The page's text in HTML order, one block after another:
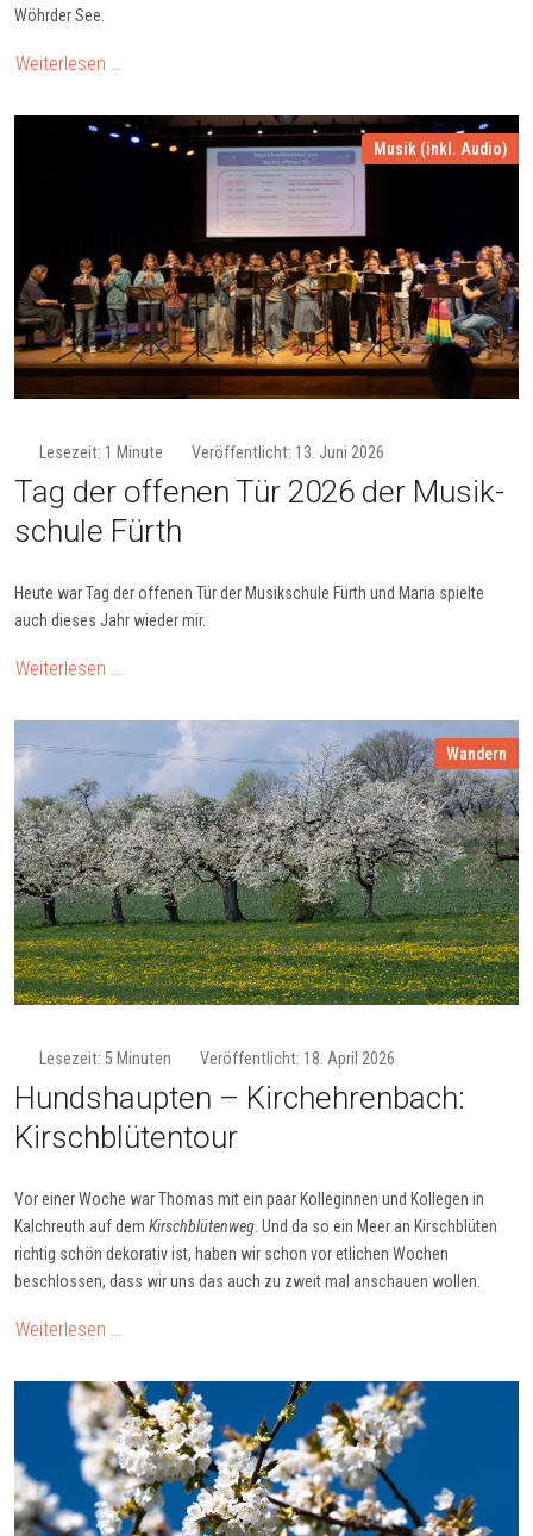
Wöhrder See.
Weiterlesen …
Musik (inkl. Audio)
Lesezeit: 1 Minute Veröffentlicht: 13. Juni 2026
Tag der offe­nen Tür 2026 der Mu­sik­
schu­le Fürth
Heute war Tag der offenen Tür der Musikschule Fürth und Maria spielte
auch dieses Jahr wieder mir.
Weiterlesen …
Wandern
Lesezeit: 5 Minuten Veröffentlicht: 18. April 2026
Hunds­haup­ten – Kirch­eh­ren­bach:
Kirsch­blü­ten­tour
Vor einer Woche war Thomas mit ein paar Kolleginnen und Kollegen in
Kalchreuth auf dem Kirschblütenweg . Und da so ein Meer an Kirschblüten
richtig schön dekorativ ist, haben wir schon vor etlichen Wochen
beschlossen, dass wir uns das auch zu zweit mal anschauen wollen.
Weiterlesen …